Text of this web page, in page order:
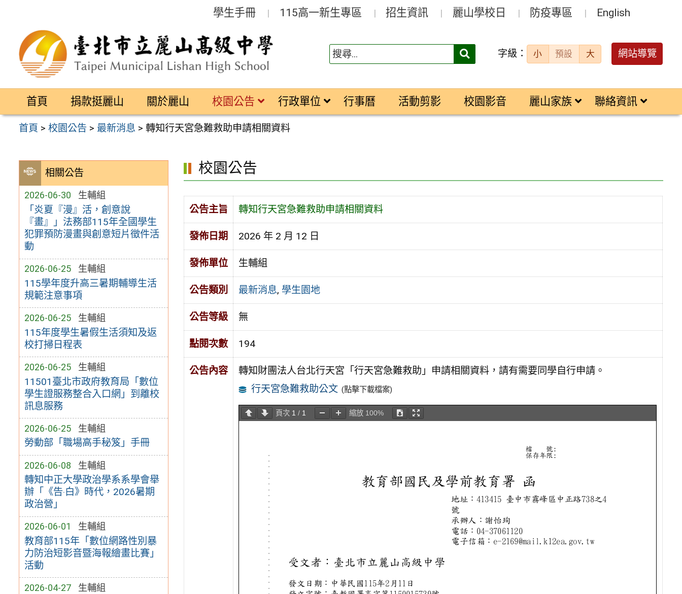
區
學生手冊 115高一新生專區 招生資訊 麗山學校日 防疫專區 English
搜
字級： 小 預設 大 網站導覽
首頁 捐款挺麗山 關於麗山 校園公告 行政單位 行事曆 活動剪影 校園影音 麗山家族 聯絡資訊
首頁 >校園公告 > 最新消息 >轉知行天宮急難救助申請相關資料
相關公告
2026-06-30 生輔組
「炎夏『漫』活，創意說
『畫』」法務部115年全國學生
犯罪預防漫畫與創意短片徵件活
動
2026-06-25 生輔組
115學年度升高三暑期輔導生活
規範注意事項
2026-06-25 生輔組
115年度學生暑假生活須知及返
校打掃日程表
2026-06-25 生輔組
11501臺北市政府教育局「數位
學生證服務整合入口網」到離校
訊息服務
2026-06-25 生輔組
勞動部「職場高手秘笈」手冊
2026-06-08 生輔組
轉知中正大學政治學系系學會舉
辦「《告‧白》時代，2026暑期
政治營」
2026-06-01 生輔組
教育部115年「數位網路性別暴
力防治短影音暨海報繪畫比賽」
活動
2026-04-27 生輔組
校園公告
公告主旨 轉知行天宮急難救助申請相關資料
發佈日期 2026 年 2 月 12 日
發佈單位 生輔組
公告類別 最新消息, 學生園地
公告等級 無
點閱次數 194
公告內容
轉知財團法人台北行天宮「行天宮急難救助」申請相關資料，請有需要同學自行申請。
行天宮急難救助公文 (點擊下載檔案)
頁次 1 / 1 縮放 100%